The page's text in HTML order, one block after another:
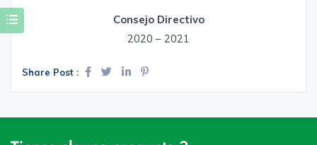
Consejo Directivo
2020 – 2021
Share Post :